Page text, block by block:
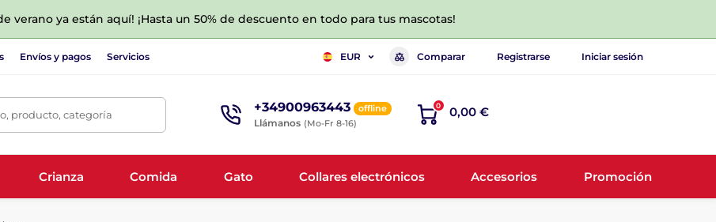
verano ya están aquí! ¡Hasta un 50% de descuento en todo para tus mascotas!
Envíos y pagos Servicios EUR Comparar Registrarse Iniciar sesión
producto, categoría +34900963443 offline
Llámanos (Mo-Fr 8-16)
0 0,00 €
Crianza Comida Gato Collares electrónicos Accesorios Promoción